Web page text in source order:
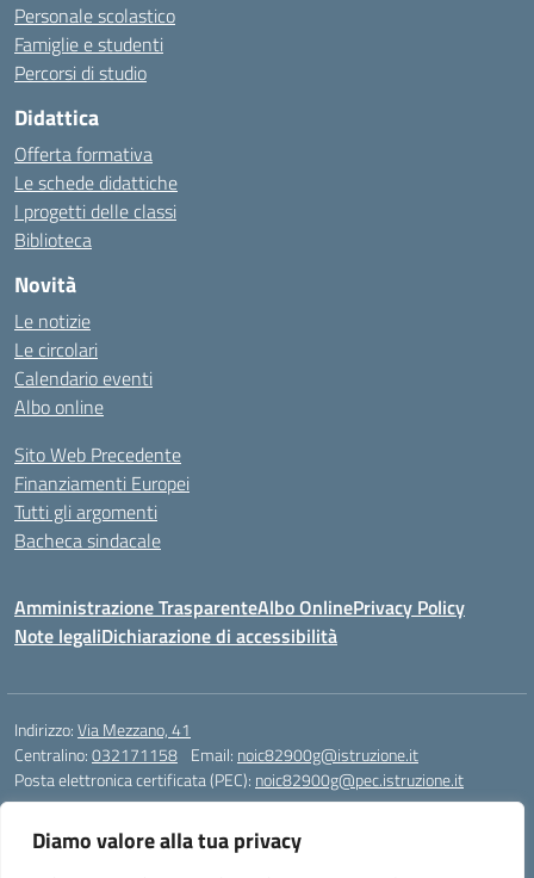
Diamo valore alla tua privacy
Personale scolastico
Famiglie e studenti
Percorsi di studio
Didattica
Offerta formativa
Le schede didattiche
I progetti delle classi
Biblioteca
Novità
Le notizie
Le circolari
Calendario eventi
Albo online
Sito Web Precedente
Finanziamenti Europei
Tutti gli argomenti
Bacheca sindacale
Amministrazione TrasparenteAlbo OnlinePrivacy Policy
Note legaliDichiarazione di accessibilità
Indirizzo:Via Mezzano, 41
Centralino:032171158 Email: noic82900g@istruzione.it
Posta elettronica certificata (PEC): noic82900g@pec.istruzione.it
Codice meccanografico:NOIC82900G